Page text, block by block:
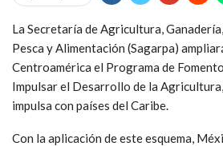
La Secretaría de Agricultura,
Pesca y Alimentación (Sagarpa)
Centroamérica el Programa de
Impulsar el Desarrollo de la
impulsa con países del Caribe.
Con la aplicación de este esquema,